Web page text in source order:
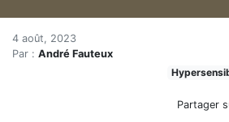
Accueil
Articles
Quand la pollution freine
Quand la
4 août, 2023
Par : André Fauteux
Partager